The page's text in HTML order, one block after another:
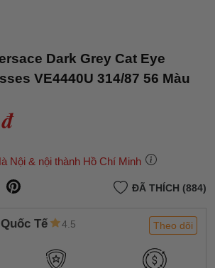
Dark Grey Cat Eye
VE4440U 314/87 56 Màu
Nội & nội thành Hồ Chí Minh
ĐÃ THÍCH (884)
Tế 4.5 Theo dõi